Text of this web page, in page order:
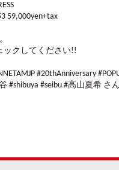
59,000yen+tax
ックしてください!!
#20thAnniversary
#shibuya #seibu #高山夏希 さん